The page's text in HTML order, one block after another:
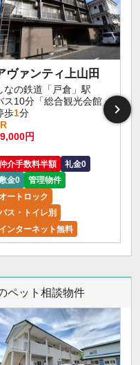
ヴァンティ上山田
なの鉄道「戸倉」駅
ス10分「総合観光会館」
歩1分
円
介手数料半額
礼金0
金0
管理物件
オートロック
ス・トイレ別
インターネット無料
ペット相談物件